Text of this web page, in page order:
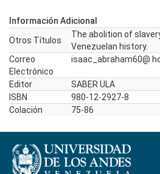
Información Adicional
Otros Títulos
The abolition of
Venezuelan history.
Correo
Electrónico
isaac_abraham60@
Editor
SABER ULA
ISBN
980-12-2927-8
Colación
75-86